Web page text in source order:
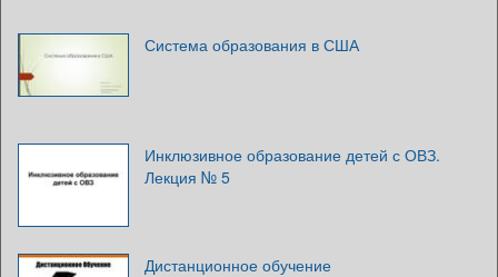
Система образования в США
Инклюзивное образование детей с ОВЗ.
Лекция № 5
Дистанционное обучение